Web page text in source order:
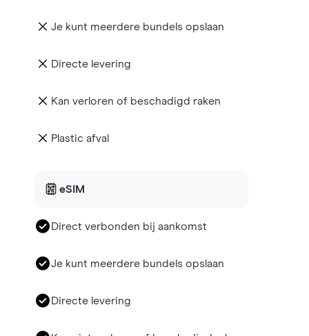
Je kunt meerdere bundels opslaan
Directe levering
Kan verloren of beschadigd raken
Plastic afval
eSIM
Direct verbonden bij aankomst
Je kunt meerdere bundels opslaan
Directe levering